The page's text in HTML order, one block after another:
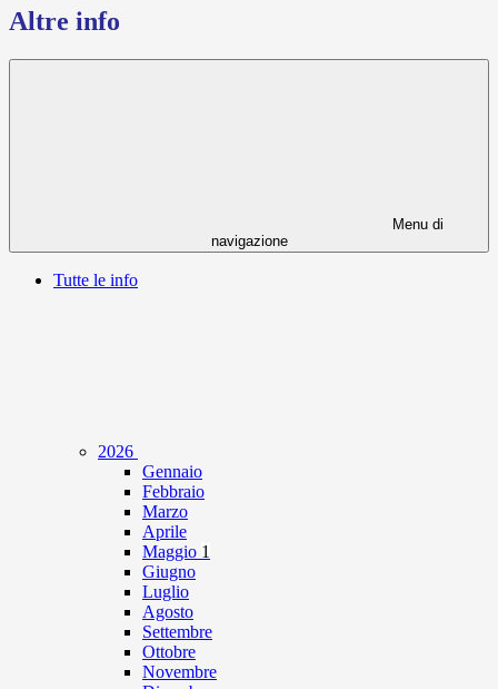
Altre info
Menu di
navigazione
Tutte le info
2026
Gennaio
Febbraio
Marzo
Aprile
Maggio 1
Giugno
Luglio
Agosto
Settembre
Ottobre
Novembre